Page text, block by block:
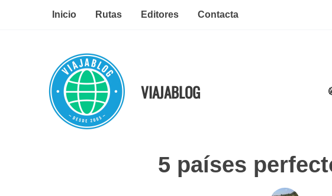
Inicio Rutas Editores Contacta
VIAJABLOG
5 países